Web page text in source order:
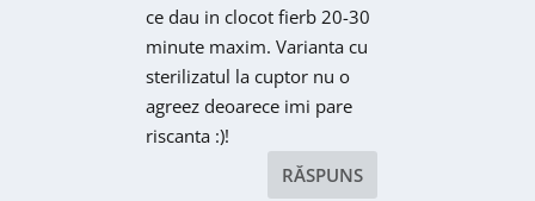
ce dau in clocot fierb 20-30
minute maxim. Varianta cu
sterilizatul la cuptor nu o
agreez deoarece imi pare
riscanta :)!
RĂSPUNS